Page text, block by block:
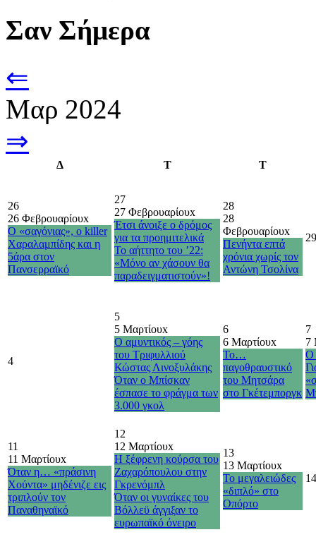
Σαν Σήμερα
⇐
Μαρ 2024
⇒
Δ Τ Τ
26
26 Φεβρουαρίουx
Ο «σαγόνιας», ο killer
Χαραλαμπίδης και η
5άρα στον
Πανσερραϊκό
27
27 Φεβρουαρίουx
Έτσι άνοιξε ο δρόμος
για τα προημιτελικά
Το αήττητο του ’22:
«Μόνο αν χάσουν θα
παραδειγματιστούν»!
28
28
Φεβρουαρίουx
Πενήντα επτά
χρόνια χωρίς τον
Αντώνη Τσολίνα
29
4
5
5 Μαρτίουx
Ο αμυντικός – γόης
του Τριφυλλιού
Κώστας Λινοξυλάκης
Όταν ο Μπίσκαν
έσπασε το φράγμα των
3.000 γκολ
6
6 Μαρτίουx
Το…
παγοθραυστικό
του Μητσάρα
στο Γκέτεμποργκ
7
7
Ο
11
11 Μαρτίουx
Όταν η… «πράσινη
Χούντα» μηδένιζε εις
τριπλούν τον
Παναθηναϊκό
12
12 Μαρτίουx
Η ξέφρενη κούρσα του
Ζαχαρόπουλου στην
Γκρενόμπλ
Όταν οι γυναίκες του
Βόλλεϋ άγγιξαν το
ευρωπαϊκό όνειρο
13
13 Μαρτίουx
Το μεγαλειώδες
«διπλό» στο
Οπόρτο
14